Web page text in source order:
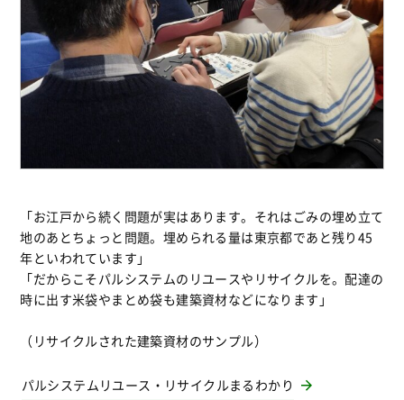
「お江戸から続く問題が実はあります。それはごみの埋め立て
地のあとちょっと問題。埋められる量は東京都であと残り45
年といわれています」
「だからこそパルシステムのリユースやリサイクルを。配達の
時に出す米袋やまとめ袋も建築資材などになります」
（リサイクルされた建築資材のサンプル）
パルシステムリユース・リサイクルまるわかり